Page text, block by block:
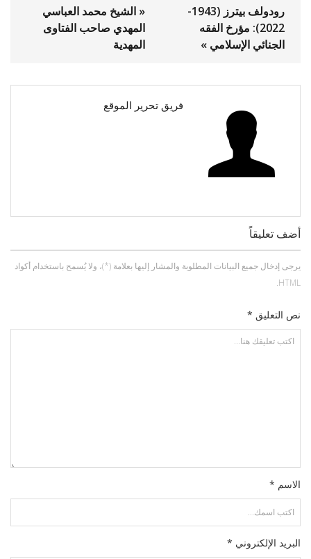
« الشيخ محمد العباسي
المهدي صاحب الفتاوى
المهدية
رودولف بيترز (1943-
2022): مؤرخ الفقه
الجنائي الإسلامي »
فريق تحرير الموقع
أضف تعليقاً
يرجى إدخال جميع البيانات المطلوبة والمشار إليها بعلامة (*)، ولا يُسمح باستخدام أكواد
HTML.
نص التعليق *
الاسم *
البريد الإلكتروني *